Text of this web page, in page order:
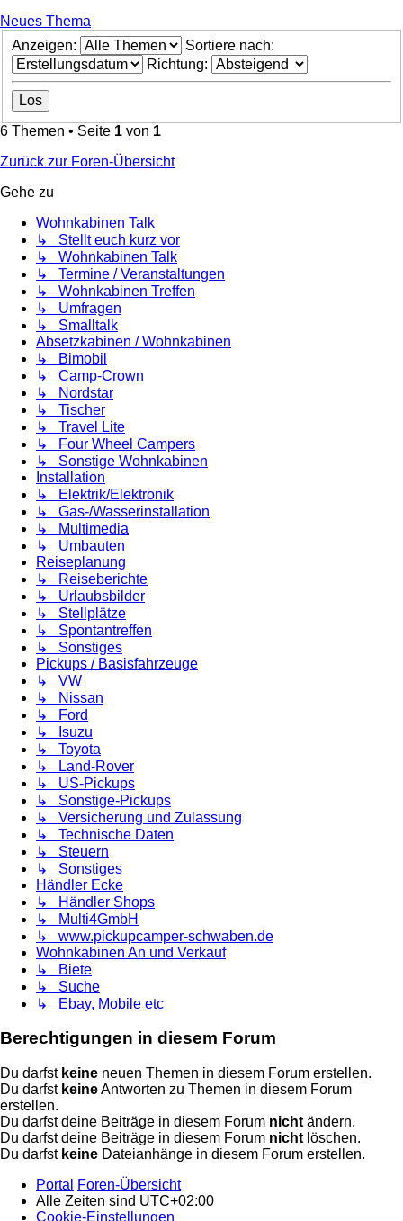
Neues Thema
Anzeigen:
Sortiere nach:
Richtung:
6 Themen • Seite 1 von 1
Zurück zur Foren-Übersicht
Gehe zu
Wohnkabinen Talk
↳ Stellt euch kurz vor
↳ Wohnkabinen Talk
↳ Termine / Veranstaltungen
↳ Wohnkabinen Treffen
↳ Umfragen
↳ Smalltalk
Absetzkabinen / Wohnkabinen
↳ Bimobil
↳ Camp-Crown
↳ Nordstar
↳ Tischer
↳ Travel Lite
↳ Four Wheel Campers
↳ Sonstige Wohnkabinen
Installation
↳ Elektrik/Elektronik
↳ Gas-/Wasserinstallation
↳ Multimedia
↳ Umbauten
Reiseplanung
↳ Reiseberichte
↳ Urlaubsbilder
↳ Stellplätze
↳ Spontantreffen
↳ Sonstiges
Pickups / Basisfahrzeuge
↳ VW
↳ Nissan
↳ Ford
↳ Isuzu
↳ Toyota
↳ Land-Rover
↳ US-Pickups
↳ Sonstige-Pickups
↳ Versicherung und Zulassung
↳ Technische Daten
↳ Steuern
↳ Sonstiges
Händler Ecke
↳ Händler Shops
↳ Multi4GmbH
↳ www.pickupcamper-schwaben.de
Wohnkabinen An und Verkauf
↳ Biete
↳ Suche
↳ Ebay, Mobile etc
Berechtigungen in diesem Forum
Du darfst keine neuen Themen in diesem Forum erstellen.
Du darfst keineAntworten zu Themen in diesem Forum
erstellen.
Du darfst deine Beiträge in diesem Forum nicht ändern.
Du darfst deine Beiträge in diesem Forum nicht löschen.
Du darfst keine Dateianhänge in diesem Forum erstellen.
Portal
Foren-Übersicht
Alle Zeiten sind UTC+02:00
Cookie-Einstellungen